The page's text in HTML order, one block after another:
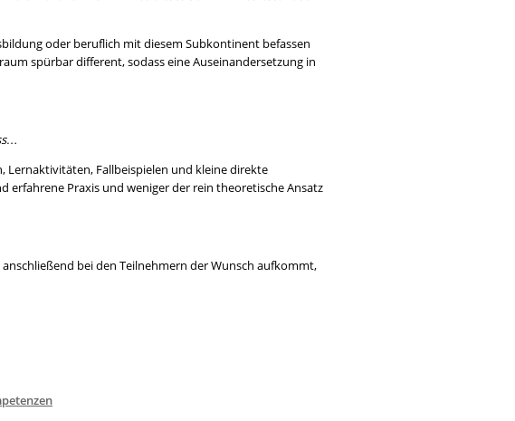
oder beruflich mit diesem Subkontinent befassen
spürbar different, sodass eine Auseinandersetzung in
Fallbeispielen und kleine direkte
erfahrene Praxis und weniger der rein theoretische Ansatz
bei den Teilnehmern der Wunsch aufkommt,